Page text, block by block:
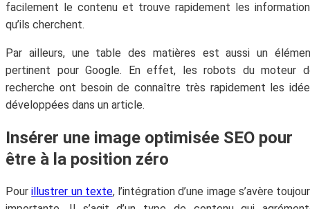
facilement le contenu et trouve rapidement les
qu’ils cherchent.
Par ailleurs, une table des matières est aussi un
pertinent pour Google. En effet, les robots du moteur
recherche ont besoin de connaître très rapidement les
développées dans un article.
Insérer une image optimisée SEO pour
être à la position zéro
Pourillustrer un texte, l’intégration d’une image s’avère